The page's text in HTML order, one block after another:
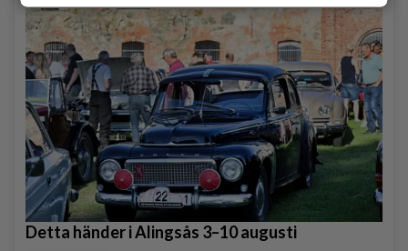
Detta händer i Alingsås 3–10 augusti